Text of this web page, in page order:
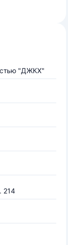
"ДЖКХ"
214